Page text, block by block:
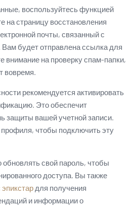
воспользуйтесь функцией
на страницу восстановления
почты, связанный с
будет отправлена ссылка для
внимание на проверку спам-папки,
вовремя.
рекомендуется активировать
Это обеспечит
защиты вашей учетной записи.
профиля, чтобы подключить эту
обновлять свой пароль, чтобы
доступа. Вы также
эпикстар для получения
и информации о